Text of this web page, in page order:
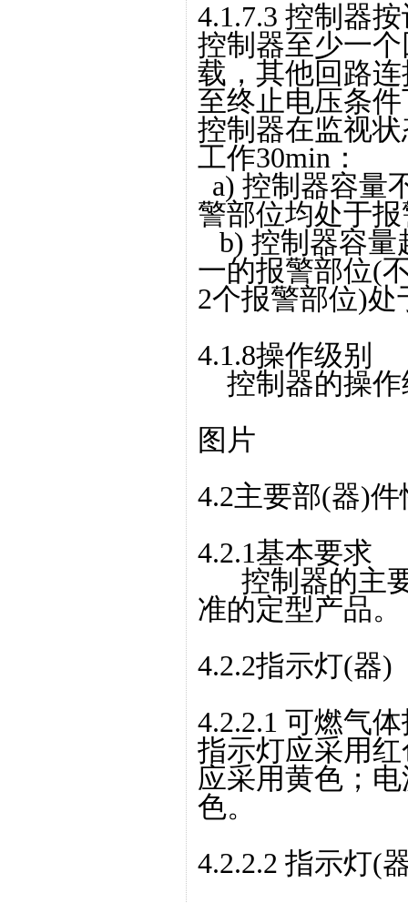
4.1.7.3 控制器
控制器至少一
载，其他回路
至终止电压条
控制器在监视
工作30min：
a) 控制器容量
警部位均处于
b) 控制器容量
一的报警部位(
2个报警部位)
4.1.8操作级别
控制器的操作
图片
4.2主要部(器)件
4.2.1基本要求
控制器的主要
准的定型产品。
4.2.2指示灯(器)
4.2.2.1 可燃气
指示灯应采用
应采用黄色；
色。
4.2.2.2 指示灯(